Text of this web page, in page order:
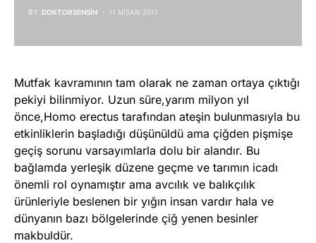
BY DOKTORSENSIN 11 NISAN 2011
Mutfak kavramının tam olarak ne zaman ortaya çıktığı
pekiyi bilinmiyor. Uzun süre,yarım milyon yıl
önce,Homo erectus tarafından ateşin bulunmasıyla bu
etkinliklerin başladığı düşünüldü ama çiğden pişmişe
geçiş sorunu varsayımlarla dolu bir alandır. Bu
bağlamda yerleşik düzene geçme ve tarımın icadı
önemli rol oynamıştır ama avcılık ve balıkçılık
ürünleriyle beslenen bir yığın insan vardır hala ve
dünyanın bazı bölgelerinde çiğ yenen besinler
makbuldür.